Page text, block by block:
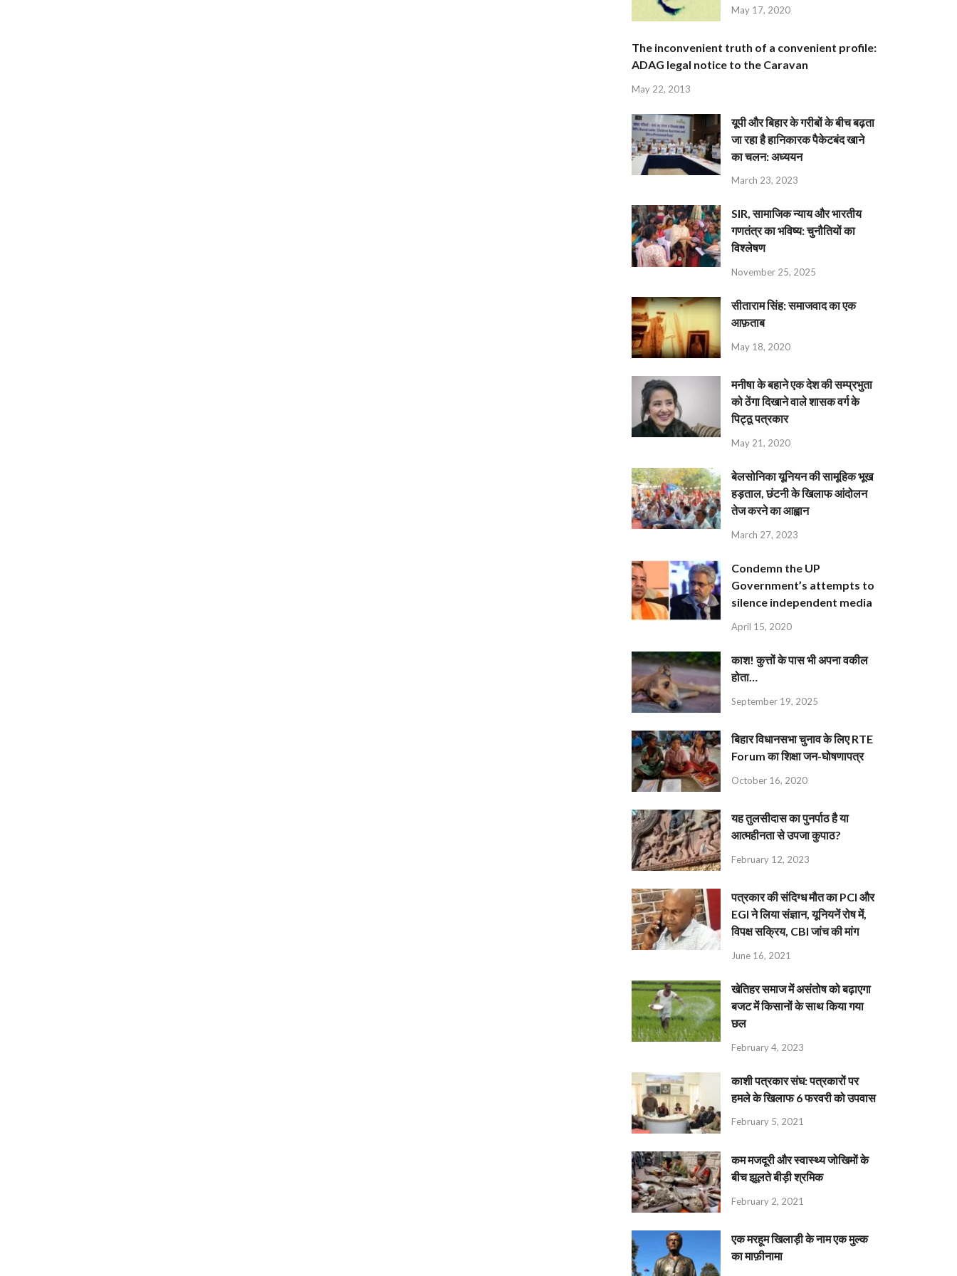
May 17, 2020
The inconvenient truth of a convenient profile:
ADAG legal notice to the Caravan
May 22, 2013
यूपी और बिहार के गरीबों के बीच बढ़ता
जा रहा है हानिकारक पैकेटबंद खाने
का चलन: अध्ययन
March 23, 2023
SIR, सामाजिक न्याय और भारतीय
गणतंत्र का भविष्य: चुनौतियों का
विश्लेषण
November 25, 2025
सीताराम सिंह: समाजवाद का एक
आफ़ताब
May 18, 2020
मनीषा के बहाने एक देश की सम्प्रभुता
को ठेंगा दिखाने वाले शासक वर्ग के
पिट्ठू पत्रकार
May 21, 2020
बेलसोनिका यूनियन की सामूहिक भूख
हड़ताल, छंटनी के खिलाफ आंदोलन
तेज करने का आह्वान
March 27, 2023
Condemn the UP
Government’s attempts to
silence independent media
April 15, 2020
काश! कुत्तों के पास भी अपना वकील
होता…
September 19, 2025
बिहार विधानसभा चुनाव के लिए RTE
Forum का शिक्षा जन-घोषणापत्र
October 16, 2020
यह तुलसीदास का पुनर्पाठ है या
आत्महीनता से उपजा कुपाठ?
February 12, 2023
पत्रकार की संदिग्ध मौत का PCI और
EGI ने लिया संज्ञान, यूनियनें रोष में,
विपक्ष सक्रिय, CBI जांच की मांग
June 16, 2021
खेतिहर समाज में असंतोष को बढ़ाएगा
बजट में किसानों के साथ किया गया
छल
February 4, 2023
काशी पत्रकार संघ: पत्रकारों पर
हमले के खिलाफ 6 फरवरी को उपवास
February 5, 2021
कम मजदूरी और स्वास्थ्य जोखिमों के
बीच झूलते बीड़ी श्रमिक
February 2, 2021
एक मरहूम खिलाड़ी के नाम एक मुल्क
का माफ़ीनामा